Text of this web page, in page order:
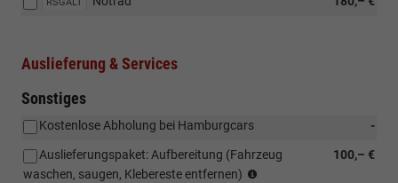
Auslieferung & Services
Sonstiges
-
Kostenlose Abholung bei Hamburgcars
100,– €
Auslieferungspaket: Aufbereitung (Fahrzeug
waschen, saugen, Klebereste entfernen)